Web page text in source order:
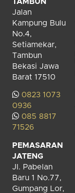
Jalan
Kampung Bulu
No.4,
Setiamekar,
Tambun
Bekasi Jawa
Barat 17510
0823 1073
0936
085 8817
71526
PEMASARAN
JATENG
Jl. Pabelan
Baru 1 No.77,
Gumpang Lor,